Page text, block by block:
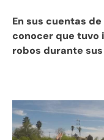
En sus cuentas
conocer que tuvo
robos durante